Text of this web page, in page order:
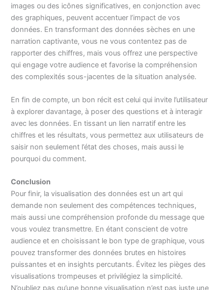
images ou des icônes significatives, en conjonction avec
des graphiques, peuvent accentuer l’impact de vos
données. En transformant des données sèches en une
narration captivante, vous ne vous contentez pas de
rapporter des chiffres, mais vous offrez une perspective
qui engage votre audience et favorise la compréhension
des complexités sous-jacentes de la situation analysée.
En fin de compte, un bon récit est celui qui invite l’utilisateur
à explorer davantage, à poser des questions et à interagir
avec les données. En tissant un lien narratif entre les
chiffres et les résultats, vous permettez aux utilisateurs de
saisir non seulement l’état des choses, mais aussi le
pourquoi du comment.
Conclusion
Pour finir, la visualisation des données est un art qui
demande non seulement des compétences techniques,
mais aussi une compréhension profonde du message que
vous voulez transmettre. En étant conscient de votre
audience et en choisissant le bon type de graphique, vous
pouvez transformer des données brutes en histoires
puissantes et en insights percutants. Évitez les pièges des
visualisations trompeuses et privilégiez la simplicité.
N’oubliez pas qu’une bonne visualisation n’est pas juste une